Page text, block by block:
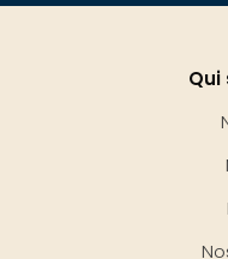
Qui